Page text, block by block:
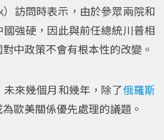
）訪問時表示，由於參眾兩院和
強硬，因此與前任總統川普相
中政策不會有根本性的改變。
來幾個月和幾年，除了俄羅斯
歐美關係優先處理的議題。